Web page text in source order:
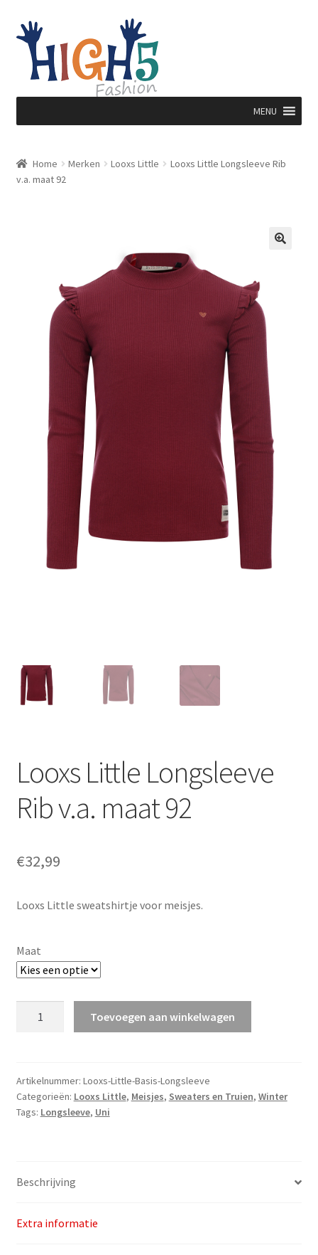
Ga
door
naar
navigatie
Ga
direct
naar
inhoud
MENU
Home Merken Looxs Little
Looxs Little Longsleeve Rib
v.a. maat 92
Looxs Little Longsleeve
Rib v.a. maat 92
€32,99
Looxs Little sweatshirtje voor meisjes.
Maat
v.a.
maat
92
Toevoegen aan winkelwagen
Artikelnummer: Looxs-Little-Basis-Longsleeve
Categorieën: Looxs Little, Meisjes, Sweaters en Truien, Winter
Tags: Longsleeve, Uni
Beschrijving
Extra informatie